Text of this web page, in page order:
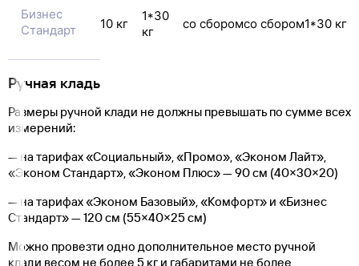
Бизнес
Стандарт
10 кг
1*30
кг
со сборомсо сбором1*30 кг
Ручная кладь
Размеры ручной клади не должны превышать по сумме всех
измерений:
— на тарифах «Социальный», «Промо», «Эконом Лайт»,
«Эконом Стандарт», «Эконом Плюс» — 90 см (40×30×20)
— на тарифах «Эконом Базовый», «Комфорт» и «Бизнес
Стандарт» — 120 см (55×40×25 см)
Можно провезти одно дополнительное место ручной
клади весом не более 5 кг и габаритами не более